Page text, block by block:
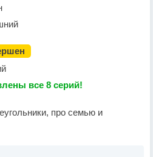
все 8 серий!
про семью и